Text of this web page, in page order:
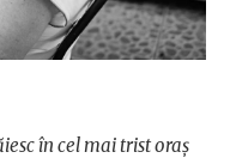
în cel mai trist oraş